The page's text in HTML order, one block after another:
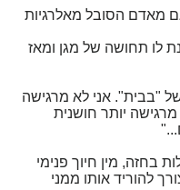
מאדם הסובל מאלרגיות
לו תחושה של מגן ומאז
"בבית". אני לא מרגישה
יותר חושנית
בחזה, מין חיוך פנימי
להוריד אותו ממני